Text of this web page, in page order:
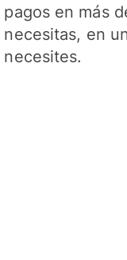
pagos en más
necesitas, en
necesites.